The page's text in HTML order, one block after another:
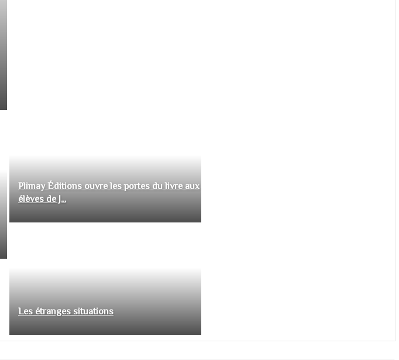
Plimay Éditions ouvre les portes du livre aux
élèves de J...
Les étranges situations